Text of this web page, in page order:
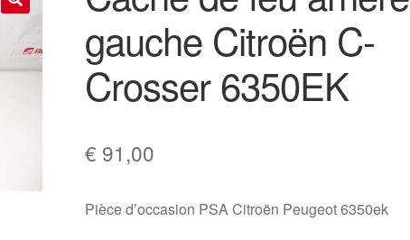
gauche Citroën C-
Crosser 6350EK
€ 91,00
Pièce d’occasion PSA Citroën Peugeot 6350ek